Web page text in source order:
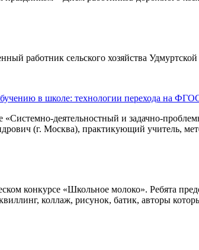
работник сельского хозяйства
в школе: технологии перехода на
деятельностный и задачно-
(г. Москва), практикующий учитель,
конкурсе «Школьное молоко». Ребята
коллаж, рисунок, батик, авторы